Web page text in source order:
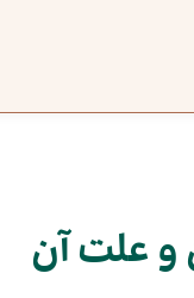
و علت آن